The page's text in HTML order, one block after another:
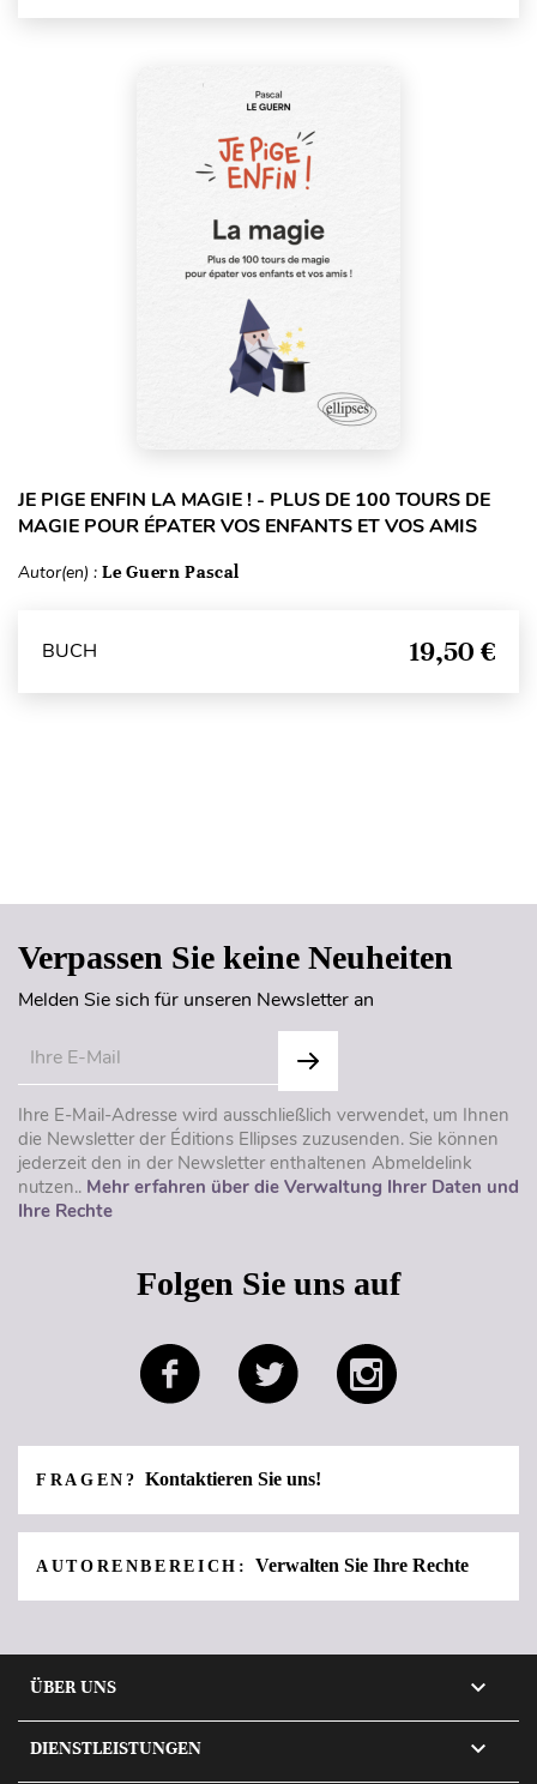
JE PIGE ENFIN LA MAGIE ! - PLUS DE 100 TOURS DE
MAGIE POUR ÉPATER VOS ENFANTS ET VOS AMIS
Autor(en) : Le Guern Pascal
BUCH 19,50 €
Verpassen Sie keine Neuheiten
Melden Sie sich für unseren Newsletter an
Ihre E-Mail-Adresse wird ausschließlich verwendet, um Ihnen
die Newsletter der Éditions Ellipses zuzusenden. Sie können
jederzeit den in der Newsletter enthaltenen Abmeldelink
nutzen.. Mehr erfahren über die Verwaltung Ihrer Daten und
Ihre Rechte
Folgen Sie uns auf
FRAGEN?Kontaktieren Sie uns!
AUTORENBEREICH:Verwalten Sie Ihre Rechte
ÜBER UNS 
DIENSTLEISTUNGEN 